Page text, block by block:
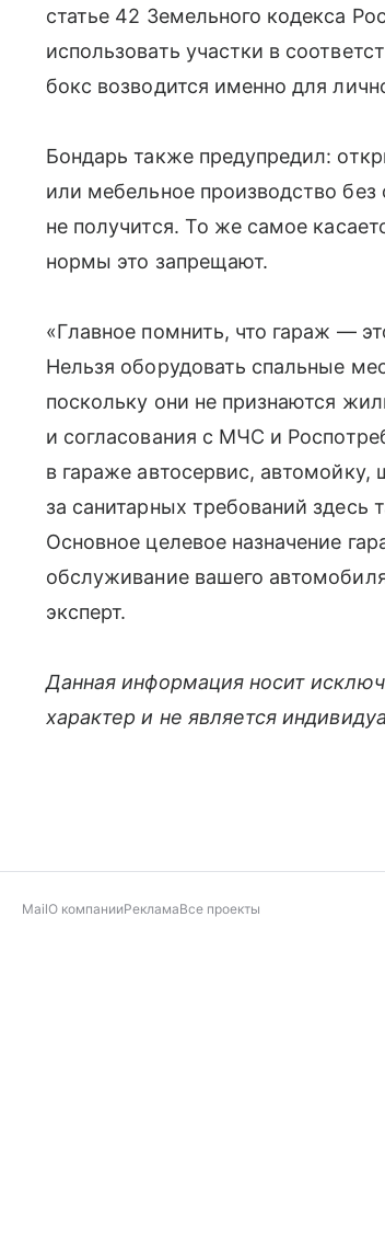
статье 42 Земельного кодекса
использовать участки в
бокс возводится именно для
Бондарь также предупредил:
или мебельное производство
не получится. То же самое
нормы это запрещают.
«Главное помнить, что гараж —
Нельзя оборудовать спальные
поскольку они не признаются
и согласования с МЧС и
в гараже автосервис,
за санитарных требований здесь
Основное целевое назначение
обслуживание вашего
эксперт.
Данная информация носит
характер и не является
MailО компанииРекламаВсе проекты